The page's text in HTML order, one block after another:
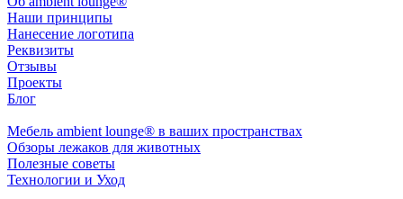
Наши принципы
Нанесение логотипа
Реквизиты
Отзывы
Проекты
Блог
Мебель ambient lounge® в ваших пространствах
Обзоры лежаков для животных
Полезные советы
Технологии и Уход